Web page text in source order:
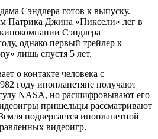
Сэндлера готов к выпуску.
Патрика Джина «Пиксели» лег в
Сэндлера
однако первый трейлер к
лишь спустя 5 лет.
о контакте человека с
году инопланетяне получают
NASA, но расшифровывают его
пришельцы рассматривают
подвергается инопланетной
видеоигр.